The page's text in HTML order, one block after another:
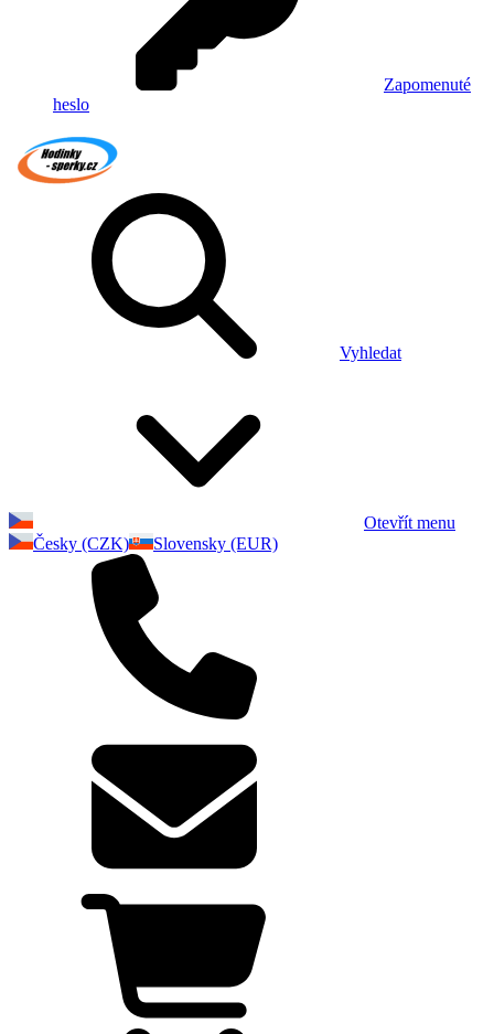
Zapomenuté
heslo
Vyhledat
Otevřít menu
Česky (CZK)
Slovensky (EUR)